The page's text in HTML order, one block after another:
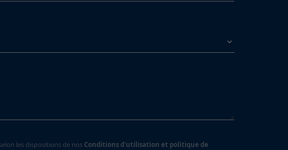
les dispositions de nos Conditions d'utilisation et politique de